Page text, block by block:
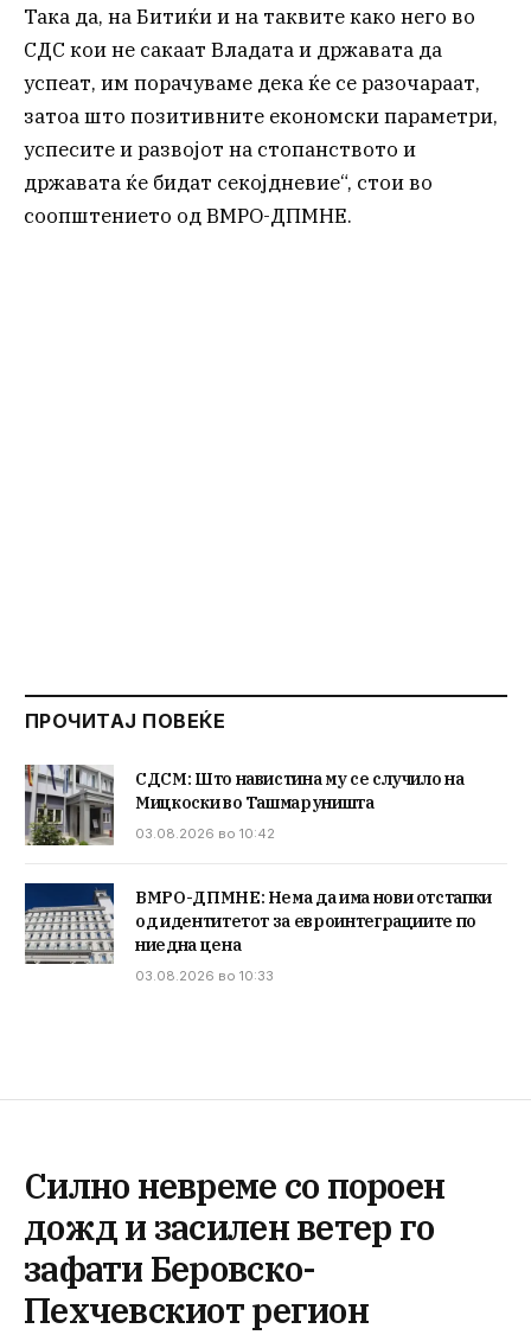
Така да, на Битиќи и на таквите како него во
СДС кои не сакаат Владата и државата да
успеат, им порачуваме дека ќе се разочараат,
затоа што позитивните економски параметри,
успесите и развојот на стопанството и
државата ќе бидат секојдневие“, стои во
соопштението од ВМРО-ДПМНЕ.
ПРОЧИТАЈ ПОВЕЌЕ
СДСМ: Што навистина му се случило на
Мицкоски во Ташмаруништа
03.08.2026 во 10:42
ВМРО-ДПМНЕ: Нема да има нови отстапки
од идентитетот за евроинтеграциите по
ниедна цена
03.08.2026 во 10:33
Силно невреме со пороен
дожд и засилен ветер го
зафати Беровско-
Пехчевскиот регион